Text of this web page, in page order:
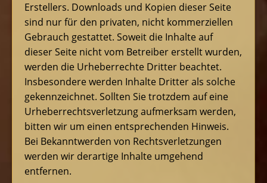
Erstellers. Downloads und Kopien dieser Seite
sind nur für den privaten, nicht kommerziellen
Gebrauch gestattet. Soweit die Inhalte auf
dieser Seite nicht vom Betreiber erstellt wurden,
werden die Urheberrechte Dritter beachtet.
Insbesondere werden Inhalte Dritter als solche
gekennzeichnet. Sollten Sie trotzdem auf eine
Urheberrechtsverletzung aufmerksam werden,
bitten wir um einen entsprechenden Hinweis.
Bei Bekanntwerden von Rechtsverletzungen
werden wir derartige Inhalte umgehend
entfernen.